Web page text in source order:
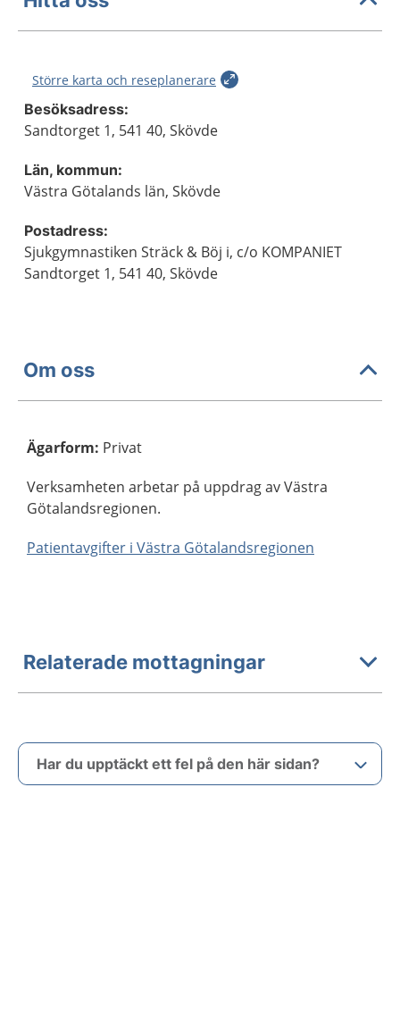
Större karta och reseplanerare
Besöksadress:
Sandtorget 1, 541 40, Skövde
Län, kommun:
Västra Götalands län, Skövde
Postadress:
Sjukgymnastiken Sträck & Böj i, c/o KOMPANIET
Sandtorget 1, 541 40, Skövde
Om oss
Ägarform: Privat
Verksamheten arbetar på uppdrag av Västra
Götalandsregionen.
Patientavgifter i Västra Götalandsregionen
Relaterade mottagningar
Har du upptäckt ett fel på den här sidan?